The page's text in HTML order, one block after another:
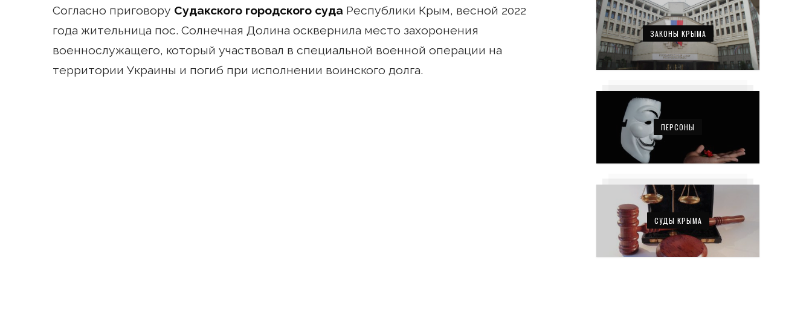
Согласно приговору Судакского городского суда Республики Крым, весной 2022
года жительница пос. Солнечная Долина осквернила место захоронения
военнослужащего, который участвовал в специальной военной операции на
территории Украины и погиб при исполнении воинского долга.
ЗАКОНЫ КРЫМА
ПЕРСОНЫ
СУДЫ КРЫМА